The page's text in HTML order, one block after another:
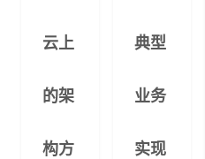
的
课
程
我
的
认
我
的
我
实
战
资
云上
的架
构方
典型
业务
实现